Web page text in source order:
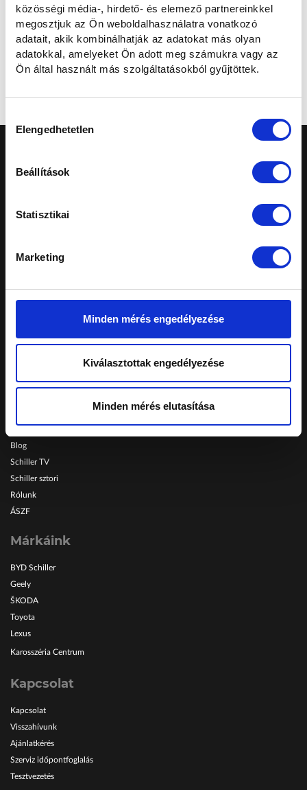
közösségi média-, hirdető- és elemező partnereinkkel
megosztjuk az Ön weboldalhasználatra vonatkozó
adatait, akik kombinálhatják az adatokat más olyan
adatokkal, amelyeket Ön adott meg számukra vagy az
Ön által használt más szolgáltatásokból gyűjtöttek.
kiválasztása
Elengedhetetlen
Beállítások
Statisztikai
Marketing
Minden mérés engedélyezése
Kiválasztottak engedélyezése
Minden mérés elutasítása
Mégse
Konkrét, személyreszabott ajánlatokért fordulj
Telephelyeinken ezekkel a kártyákkal fizethet:
Autóvásárlás
Blog
Schiller TV
Schiller sztori
Rólunk
ÁSZF
Márkáink
BYD Schiller
Geely
ŠKODA
Toyota
Lexus
Karosszéria Centrum
Kapcsolat
Kapcsolat
Visszahívunk
Ajánlatkérés
Szerviz időpontfoglalás
Tesztvezetés